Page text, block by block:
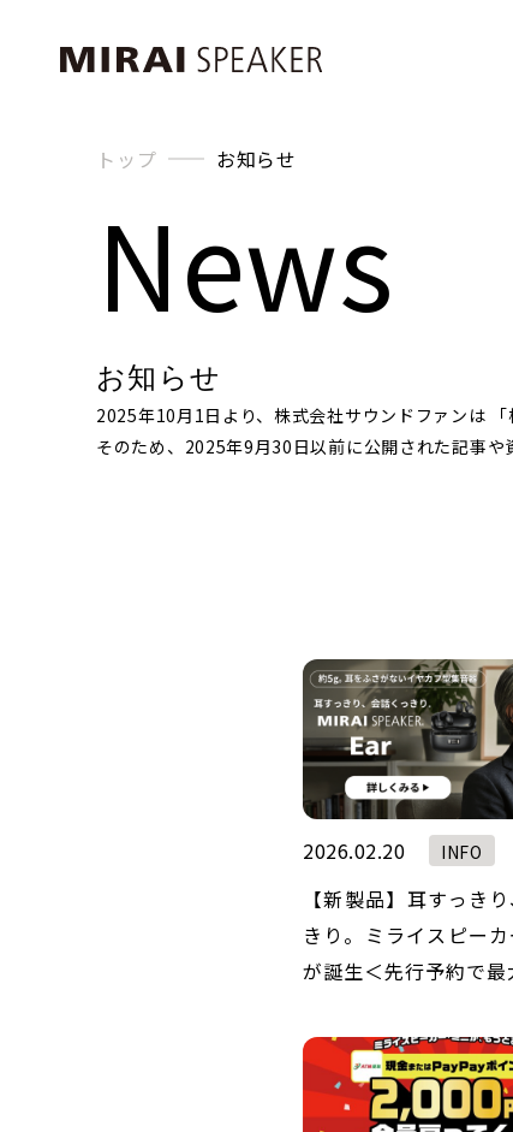
トップ お知らせ
News
お知らせ
2025年10月1日より、株式会社サウンドファンは
そのため、2025年9月30日以前に公開された記事や
2026.02.20 INFO
【新製品】耳すっき
きり。ミライスピー
が誕生＜先行予約で